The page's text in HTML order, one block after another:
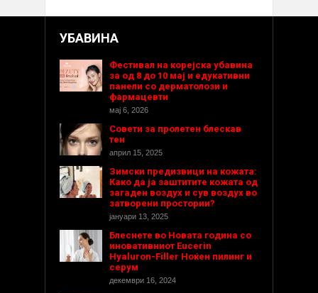
УБАВИНА
Фестивал на корејска убавина
за од 8 до 10 мај и едукативни
панели со дерматолози и
фармацевти
мај 6, 2026
Совети за пролетен блескав
тен
април 15, 2025
Зимски предизвици на кожата:
Како да ја заштитите кожата од
загаден воздух и сув воздух во
затворени простории?
јануари 13, 2025
Блеснете во Новата година со
иновативниот Eucerin
Hyaluron-Filler Ноќен пилинг и
серум
декември 16, 2024